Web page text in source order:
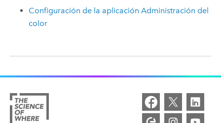
Configuración de la aplicación Administración del
color